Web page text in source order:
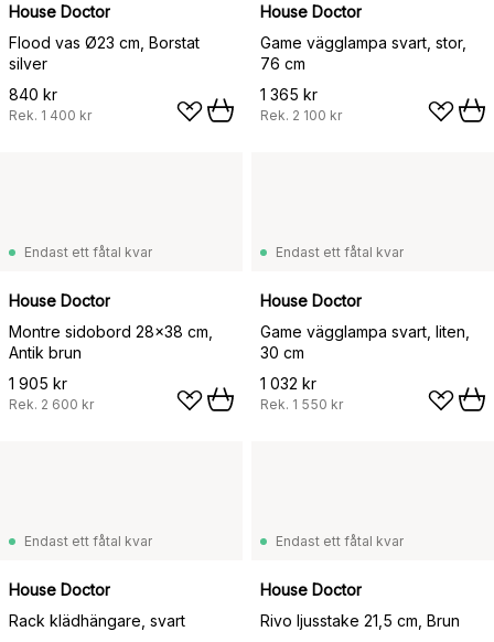
House Doctor
Flood vas Ø23 cm, Borstat
silver
840 kr
Rek. 1 400 kr
House Doctor
Game vägglampa svart, stor,
76 cm
1 365 kr
Rek. 2 100 kr
Endast ett fåtal kvar
House Doctor
Montre sidobord 28x38 cm,
Antik brun
1 905 kr
Rek. 2 600 kr
Endast ett fåtal kvar
House Doctor
Game vägglampa svart, liten,
30 cm
1 032 kr
Rek. 1 550 kr
Endast ett fåtal kvar
House Doctor
Rack klädhängare, svart
Endast ett fåtal kvar
House Doctor
Rivo ljusstake 21,5 cm, Brun